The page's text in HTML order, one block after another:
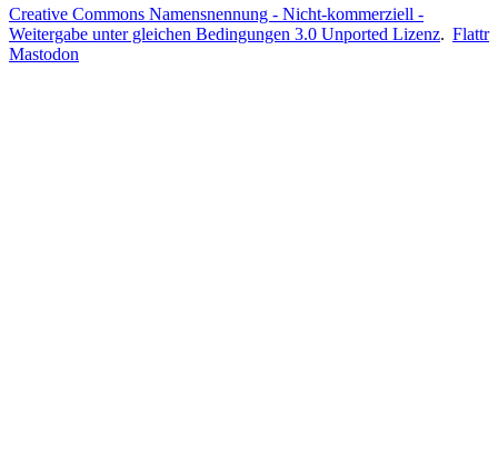
Creative Commons Namensnennung - Nicht-kommerziell -
Weitergabe unter gleichen Bedingungen 3.0 Unported Lizenz. Flattr
Mastodon